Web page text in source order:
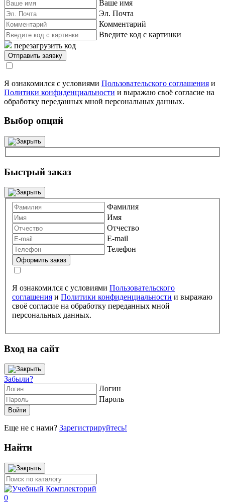
Ваше имя
Эл. Почта
Комментарий
Введите код с картинки
перезагрузить код
Я ознакомился с условиями Пользовательского соглашения и
Политики конфиденциальности и выражаю своё согласие на
обработку переданных мной персональных данных.
Выбор опций
Быстрый заказ
Фамилия
Имя
Отчество
E-mail
Телефон
Я ознакомился с условиями Пользовательского
соглашения и Политики конфиденциальности и выражаю
своё согласие на обработку переданных мной
персональных данных.
Вход на сайт
Забыли?
Логин
Пароль
Еще не с нами? Зарегистрируйтесь!
Найти
0